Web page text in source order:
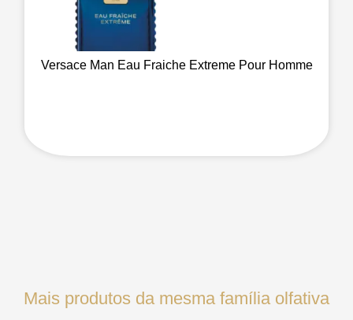
Versace Man Eau Fraiche Extreme Pour Homme
Mais produtos da mesma família olfativa